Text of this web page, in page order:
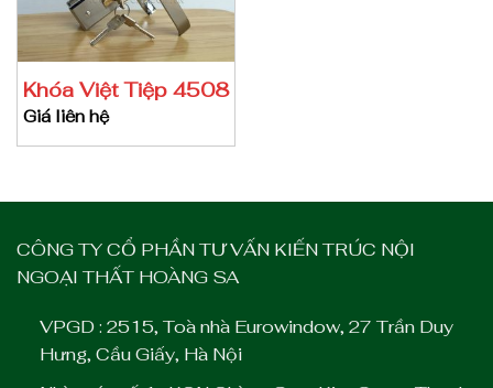
Khóa Việt Tiệp 4508
Giá liên hệ
CÔNG TY CỔ PHẦN TƯ VẤN KIẾN TRÚC NỘI
NGOẠI THẤT HOÀNG SA
VPGD : 2515, Toà nhà Eurowindow, 27 Trần Duy
Hưng, Cầu Giấy, Hà Nội